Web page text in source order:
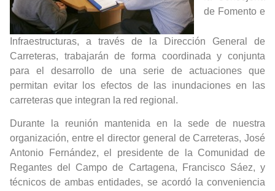
de Fomento e
Infraestructuras, a través de la Dirección General de
Carreteras, trabajarán de forma coordinada y conjunta
para el desarrollo de una serie de actuaciones que
permitan evitar los efectos de las inundaciones en las
carreteras que integran la red regional.
Durante la reunión mantenida en la sede de nuestra
organización, entre el director general de Carreteras, José
Antonio Fernández, el presidente de la Comunidad de
Regantes del Campo de Cartagena, Francisco Sáez, y
técnicos de ambas entidades, se acordó la conveniencia